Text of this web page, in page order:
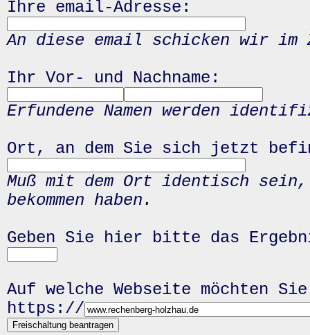
Ihre email-Adresse:
An diese email schicken wir
Ihr Vor- und Nachname:
Erfundene Namen werden
Ort, an dem Sie sich jetzt
Muß mit dem Ort identisch
bekommen haben.
Geben Sie hier bitte das
Auf welche Webseite möchten
https://